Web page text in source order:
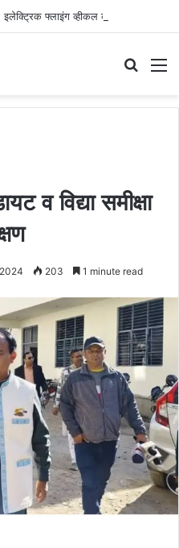
व विद्या समीक्षा
203 1 minute read